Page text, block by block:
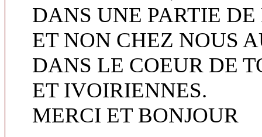
DANS UNE PARTIE
ET NON CHEZ NOUS
DANS LE COEUR DE
ET IVOIRIENNES.
MERCI ET BONJOUR